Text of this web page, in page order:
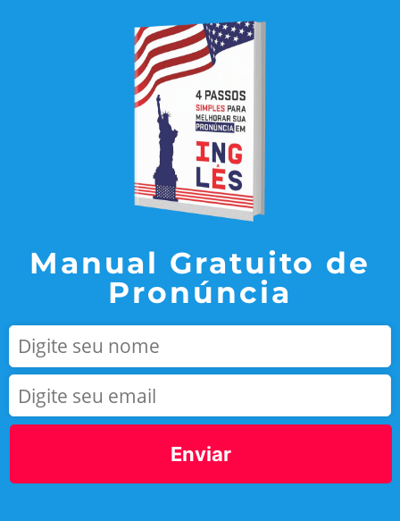
Manual Gratuito de
Pronúncia
Enviar